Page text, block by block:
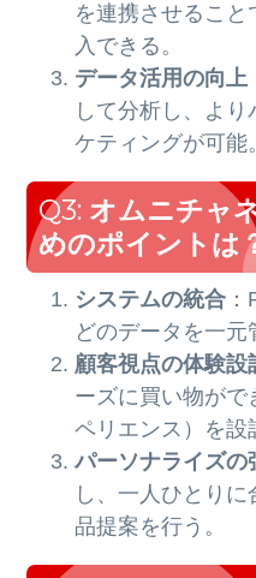
を連携させるこ
入できる。
データ活用の向上
して分析し、よ
ケティングが可能
Q3: オムニチャ
めのポイントは
システムの統合
どのデータを一元
顧客視点の体験設
ーズに買い物がで
ペリエンス）を設
パーソナライズの
し、一人ひとり
品提案を行う。